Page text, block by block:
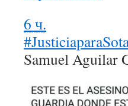
6 ч.
#
Samuel Aguilar